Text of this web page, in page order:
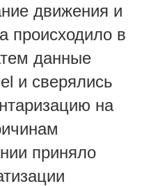
движения и
происходило в
данные
и сверялись
на
приняло